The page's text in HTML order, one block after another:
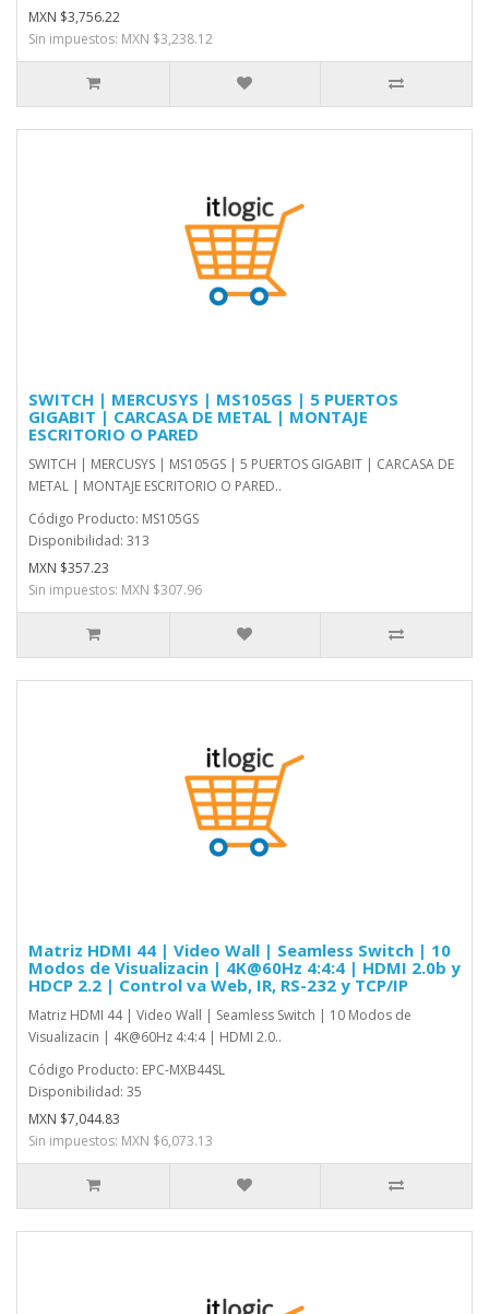
MXN $3,756.22
Sin impuestos: MXN $3,238.12
SWITCH | MERCUSYS | MS105GS | 5 PUERTOS
GIGABIT | CARCASA DE METAL | MONTAJE
ESCRITORIO O PARED
SWITCH | MERCUSYS | MS105GS | 5 PUERTOS GIGABIT | CARCASA DE
METAL | MONTAJE ESCRITORIO O PARED..
Código Producto: MS105GS
Disponibilidad: 313
MXN $357.23
Sin impuestos: MXN $307.96
Matriz HDMI 44 | Video Wall | Seamless Switch | 10
Modos de Visualizacin | 4K@60Hz 4:4:4 | HDMI 2.0b y
HDCP 2.2 | Control va Web, IR, RS-232 y TCP/IP
Matriz HDMI 44 | Video Wall | Seamless Switch | 10 Modos de
Visualizacin | 4K@60Hz 4:4:4 | HDMI 2.0..
Código Producto: EPC-MXB44SL
Disponibilidad: 35
MXN $7,044.83
Sin impuestos: MXN $6,073.13